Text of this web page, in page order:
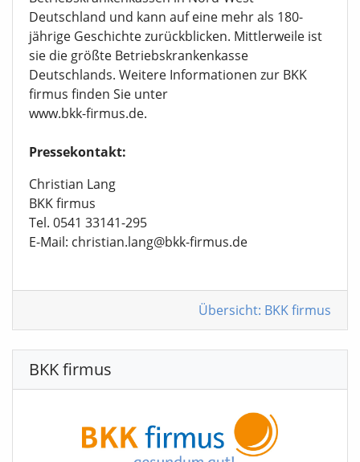
Deutschland und kann auf eine mehr als 180-
jährige Geschichte zurückblicken. Mittlerweile ist
sie die größte Betriebskrankenkasse
Deutschlands. Weitere Informationen zur BKK
firmus finden Sie unter
www.bkk-firmus.de.
Pressekontakt:
Christian Lang
BKK firmus
Tel. 0541 33141-295
E-Mail: christian.lang@bkk-firmus.de
Übersicht: BKK firmus
BKK firmus